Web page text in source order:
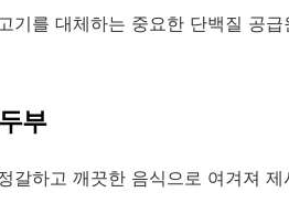
기를 대체하는 중요한 단백질 공
부
갈하고 깨끗한 음식으로 여겨져